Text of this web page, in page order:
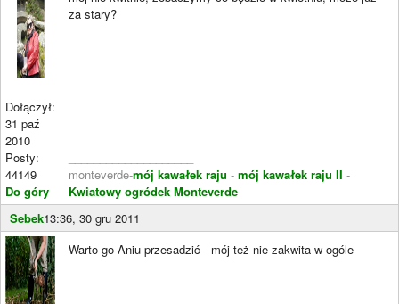
Dołączył:
31 paź
2010
Posty:
44149
Do góry
za stary?
monteverde-mój kawałek raju - mój kawałek raju II -
Kwiatowy ogródek Monteverde
Sebek13:36, 30 gru 2011
Warto go Aniu przesadzić - mój też nie zakwita w ogóle